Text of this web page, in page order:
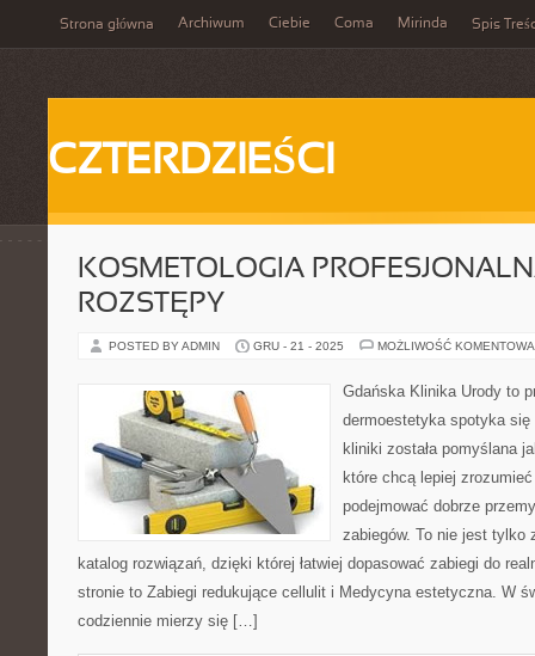
Strona główna Archiwum Ciebie Coma Mirinda Spis
CZTERDZIEŚCI
KOSMETOLOGIA
ROZSTĘPY
POSTED BY ADMIN GRU - 21 - 2025 MOŻLIWOŚĆ
Gdańska Klinika Urody to
dermoestetyka spotyka
kliniki została pomyślana
które chcą lepiej
podejmować dobrze
zabiegów. To nie jest tylko
katalog rozwiązań, dzięki której łatwiej dopasować zabiegi do
stronie to Zabiegi redukujące cellulit i Medycyna estetyczna. W
codziennie mierzy się […]